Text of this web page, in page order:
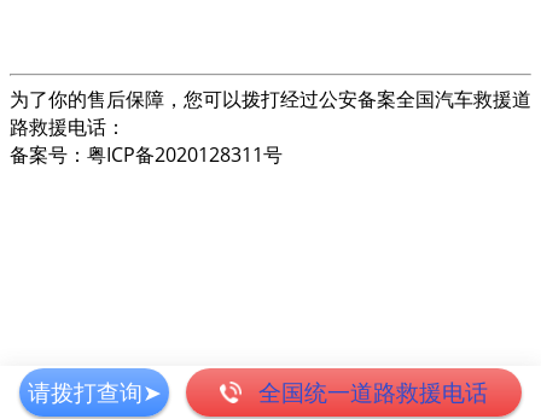
请拨打查询➤ 全国统一道路救援电话
为了你的售后保障，您可以拨打经过公安备案全国汽车救援道
路救援电话：
备案号：粤ICP备2020128311号